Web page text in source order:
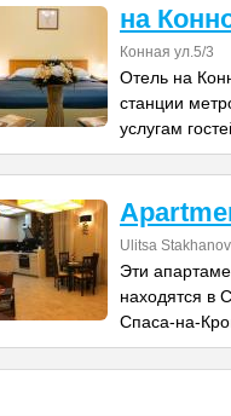
на
Конная ул.5/3
Отель на
станции
услугам
Ulitsa
Эти
находятся в
Спаса-на-